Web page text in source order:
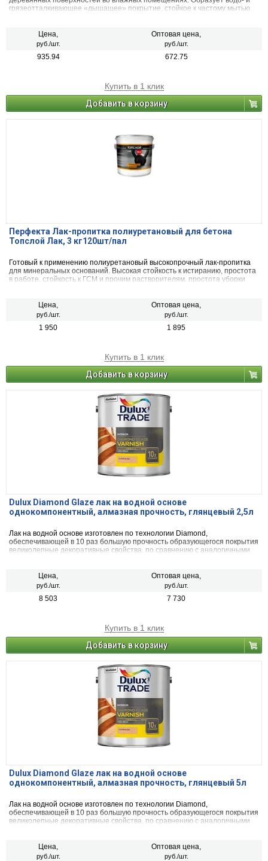
грязеотталкивающее «дышащее» покрытие, стойкое к частому мытью.
Цена,
руб./шт.
Оптовая цена,
руб./шт.
935.94 672.75
Купить в 1 клик
Добавить в корзину
Перфекта Лак-пропитка полиуретановый для бетона
Топслой Лак, 3 кг120шт/пал
Готовый к применению полиуретановый высокопрочный лак-пропитка
для минеральных оснований. Высокая стойкость к истиранию, простота
в работе, стойкость к ГСМ и прочим растворителям, простота уборки
др. Возможно применение в крытых неотапливаемых помещениях при
широком диапазоне температур. Содержит органические растворители.
Цена,
руб./шт.
Оптовая цена,
руб./шт.
1 950 1 895
Купить в 1 клик
Добавить в корзину
Dulux Diamond Glaze лак на водной основе
однокомпонентный, алмазная прочность, глянцевый 2,5л
Лак на водной основе изготовлен по технологии Diamond,
обеспечивающей в 10 раз большую прочность образующегося покрытия
великолепные декоративные свойства, по сравнению с аналогичными
естественную красоту древесины. Лакированная поверхность устойчива
к большинству бытовых химикатов, спиртам и горячей воде. Легко
Цена,
руб./шт.
Оптовая цена,
руб./шт.
8 503 7 730
Купить в 1 клик
Добавить в корзину
Dulux Diamond Glaze лак на водной основе
однокомпонентный, алмазная прочность, глянцевый 5л
Лак на водной основе изготовлен по технологии Diamond,
обеспечивающей в 10 раз большую прочность образующегося покрытия
великолепные декоративные свойства, по сравнению с аналогичными
естественную красоту древесины. Лакированная поверхность устойчива
к большинству бытовых химикатов, спиртам и горячей воде. Легко
Цена,
руб./шт.
Оптовая цена,
руб./шт.